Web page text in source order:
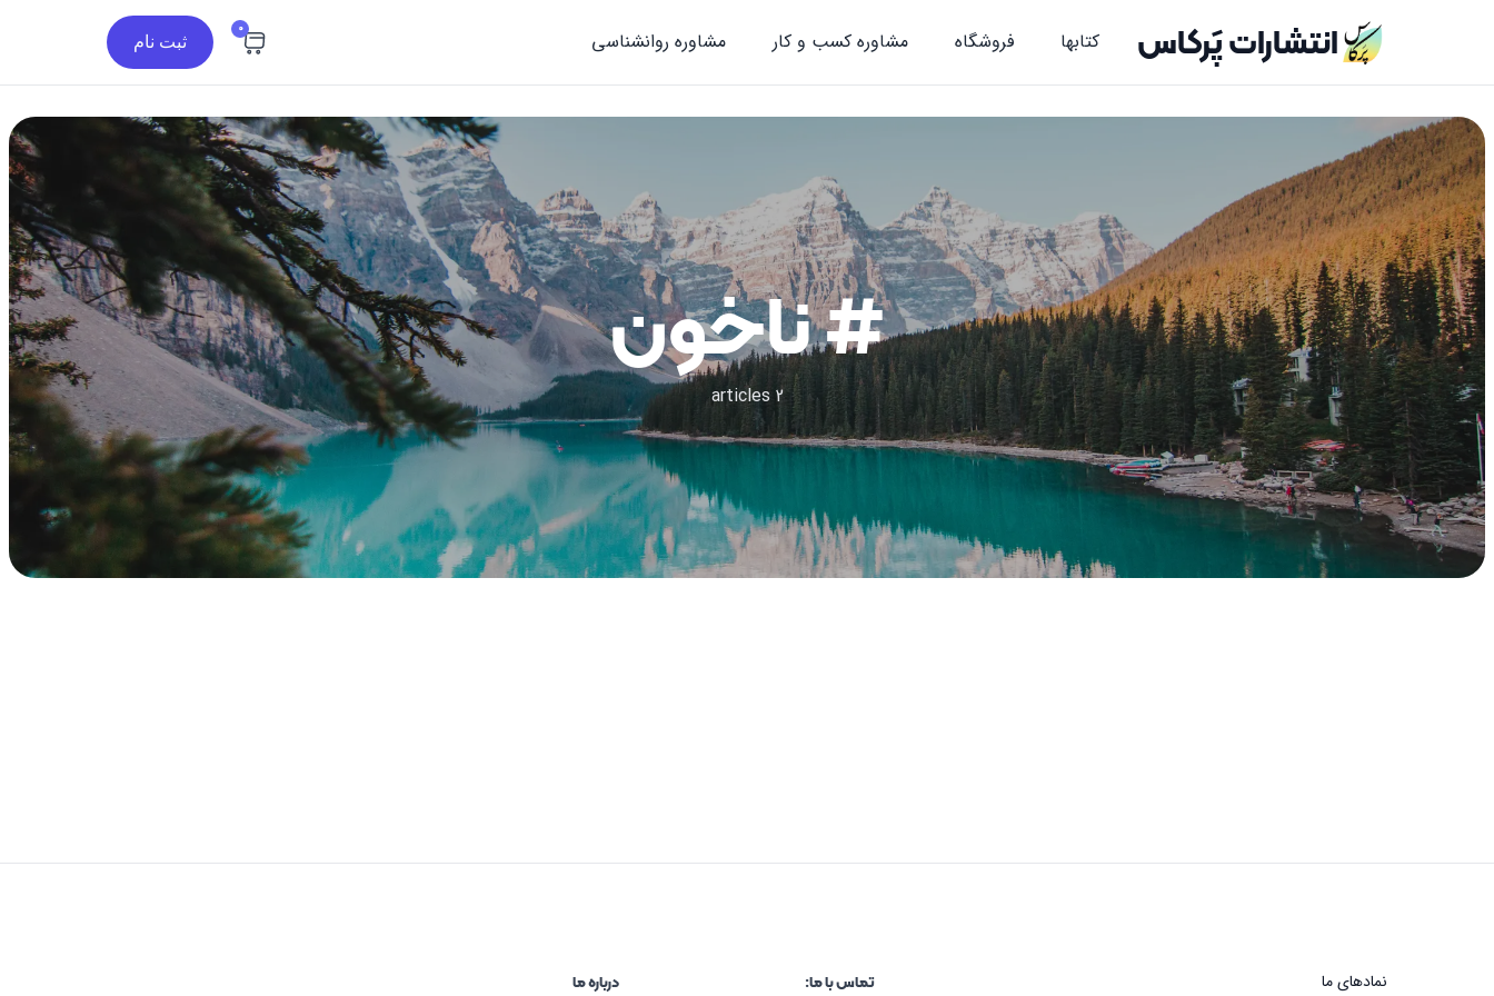
انتشارات پَرکاس کتاب‎ها فروشگاه مشاوره کسب و کار مشاوره روان‎شناسی 0
ثبت نام
# ناخون
2 articles
نماد‌های ما تماس با ما: درباره ما